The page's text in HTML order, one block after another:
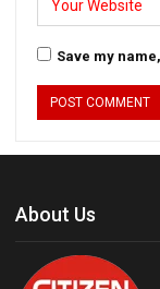
Save my
About Us